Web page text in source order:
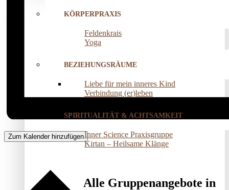
KÖRPERPRAXIS
Feldenkrais
Yoga
BEZIEHUNGSRÄUME
Liebe für mein inneres Kind
Verbindung (er)leben
SPIRITUALITÄT & ACHTSAMKEIT
Inner Science Praxisgruppe
Kirtan – Heilsame Klänge
Alle Gruppenangebote in
Zum Kalender hinzufügen